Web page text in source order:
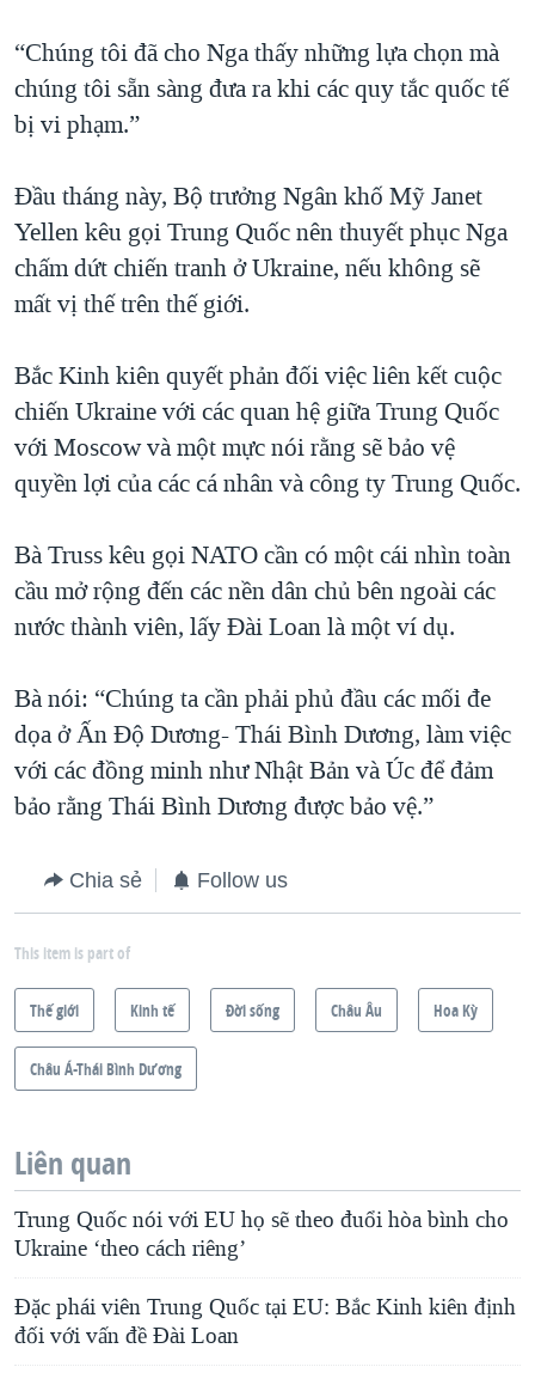
“Chúng tôi đã cho Nga thấy những lựa chọn mà
chúng tôi sẵn sàng đưa ra khi các quy tắc quốc tế
bị vi phạm.”
Đầu tháng này, Bộ trưởng Ngân khố Mỹ Janet
Yellen kêu gọi Trung Quốc nên thuyết phục Nga
chấm dứt chiến tranh ở Ukraine, nếu không sẽ
mất vị thế trên thế giới.
Bắc Kinh kiên quyết phản đối việc liên kết cuộc
chiến Ukraine với các quan hệ giữa Trung Quốc
với Moscow và một mực nói rằng sẽ bảo vệ
quyền lợi của các cá nhân và công ty Trung Quốc.
Bà Truss kêu gọi NATO cần có một cái nhìn toàn
cầu mở rộng đến các nền dân chủ bên ngoài các
nước thành viên, lấy Đài Loan là một ví dụ.
Bà nói: “Chúng ta cần phải phủ đầu các mối đe
dọa ở Ấn Độ Dương- Thái Bình Dương, làm việc
với các đồng minh như Nhật Bản và Úc để đảm
bảo rằng Thái Bình Dương được bảo vệ.”
Chia sẻ Follow us
This item is part of
Thế giới Kinh tế Ðời sống Châu Âu Hoa Kỳ
Châu Á-Thái Bình Dương
Liên quan
Trung Quốc nói với EU họ sẽ theo đuổi hòa bình cho
Ukraine ‘theo cách riêng’
Đặc phái viên Trung Quốc tại EU: Bắc Kinh kiên định
đối với vấn đề Đài Loan